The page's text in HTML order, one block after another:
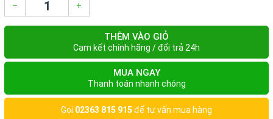
– +
THÊM VÀO GIỎ
Cam kết chính hãng / đổi trả 24h
MUA NGAY
Thanh toán nhanh chóng
Gọi 02363 815 915 để tư vấn mua hàng